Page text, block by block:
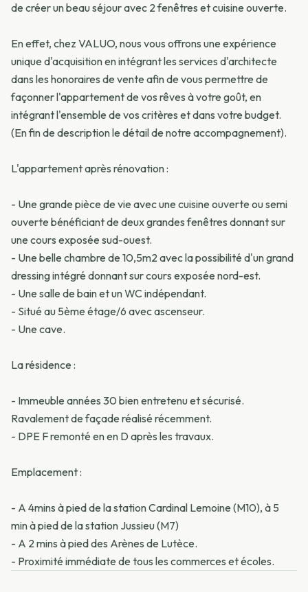
de créer un beau séjour avec 2 fenêtres et cuisine ouverte.
En effet, chez VALUO, nous vous offrons une expérience
unique d'acquisition en intégrant les services d'architecte
dans les honoraires de vente afin de vous permettre de
façonner l'appartement de vos rêves à votre goût, en
intégrant l'ensemble de vos critères et dans votre budget.
(En fin de description le détail de notre accompagnement).
L'appartement après rénovation :
- Une grande pièce de vie avec une cuisine ouverte ou semi
ouverte bénéficiant de deux grandes fenêtres donnant sur
une cours exposée sud-ouest.
- Une belle chambre de 10,5m2 avec la possibilité d'un grand
dressing intégré donnant sur cours exposée nord-est.
- Une salle de bain et un WC indépendant.
- Situé au 5ème étage/6 avec ascenseur.
- Une cave.
La résidence :
- Immeuble années 30 bien entretenu et sécurisé.
Ravalement de façade réalisé récemment.
- DPE F remonté en en D après les travaux.
Emplacement :
- A 4mins à pied de la station Cardinal Lemoine (M10), à 5
min à pied de la station Jussieu (M7)
- A 2 mins à pied des Arènes de Lutèce.
- Proximité immédiate de tous les commerces et écoles.